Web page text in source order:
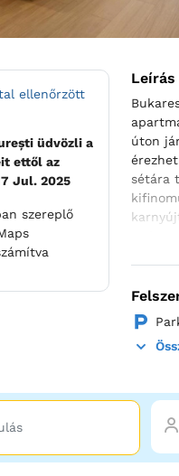
ellenőrzött
üdvözli a
ettől az
Jul. 2025
szereplő
Leírás
úton
sétára
s